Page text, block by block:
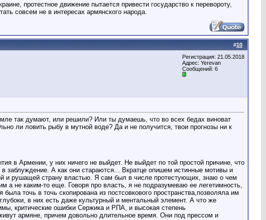
протестное движение пытается привести государство к перевороту,
совсем не в интересах армянского народа.
#10
Регистрация: 21.05.2018
Адрес: Yerevan
Сообщений: 6
так думают, или решили? Или ты думаешь, что во всех бедах виноват
ли ловить рыбу в мутной воде? Да и не получится, твои прогнозы ни к
в Армении, у них ничего не выйдет. Не выйдет по той простой причине, что
заблуждение. А как они стараются... Вкратце опишем истинные мотивы и
и рушащей страну властью. Я сам был в числе протестующих, знаю о чем
не каким-то еще. Говоря про власть, я не подразумеваю ее легетимность,
точь в точь скопирована из постсовкового пространства,позволяла им
в них есть даже культурный и ментальный элемент. А что же
критические ошибки Сержика и РПА, и высокая степень
армяне, причем довольно длительное время. Они под прессом и